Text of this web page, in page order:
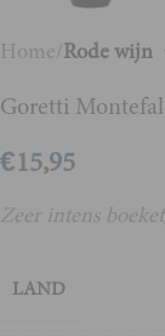
Home Rode wijn
Goretti
€15,95
Zeer intens
LAND